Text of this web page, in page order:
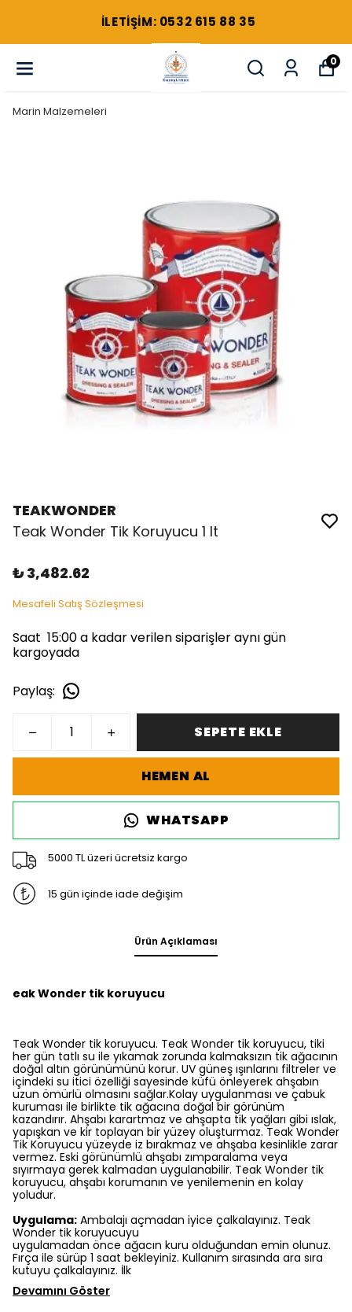
ILETIŞIM: 0532 615 88 35
0
Marin Malzemeleri
TEAKWONDER
Teak Wonder Tik Koruyucu 1 lt
₺ 3,482.62
Mesafeli Satış Sözleşmesi
Saat 15:00 a kadar verilen siparişler aynı gün
kargoyada
Paylaş:
SEPETE EKLE
HEMEN AL
WHATSAPP
5000 TL üzeri ücretsiz kargo
15 gün içinde iade değişim
Ürün Açıklaması
eak Wonder tik koruyucu
Teak Wonder tik koruyucu. Teak Wonder tik koruyucu, tiki
her gün tatlı su ile yıkamak zorunda kalmaksızın tik ağacının
doğal altın görünümünü korur. UV güneş ışınlarını filtreler ve
içindeki su itici özelliği sayesinde küfü önleyerek ahşabın
uzun ömürlü olmasını sağlar.Kolay uygulanması ve çabuk
kuruması ile birlikte tik ağacına doğal bir görünüm
kazandırır. Ahşabı karartmaz ve ahşapta tik yağları gibi ıslak,
yapışkan ve kir toplayan bir yüzey oluşturmaz. Teak Wonder
Tik Koruyucu yüzeyde iz bırakmaz ve ahşaba kesinlikle zarar
vermez. Eski görünümlü ahşabı zımparalama veya
sıyırmaya gerek kalmadan uygulanabilir. Teak Wonder tik
koruyucu, ahşabı korumanın ve yenilemenin en kolay
yoludur.
Uygulama: Ambalajı açmadan iyice çalkalayınız. Teak
Wonder tik koruyucuyu
uygulamadan önce ağacın kuru olduğundan emin olunuz.
Fırça ile sürüp 1 saat bekleyiniz. Kullanım sırasında ara sıra
kutuyu çalkalayınız. İlk
Devamını Göster